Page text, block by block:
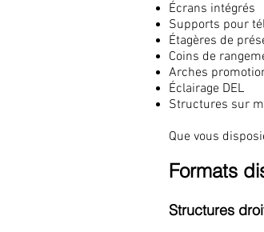
Écrans intégrés
Supports pour
Étagères de
Coins de
Arches
Éclairage DEL
Structures sur
Que vous
Formats
Structures